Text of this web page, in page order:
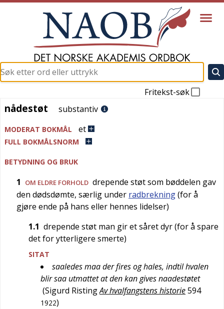
Fritekst-søk
nådestøt
nådestøt substantiv
MODERAT BOKMÅL et
FULL BOKMÅLSNORM
BETYDNING OG BRUK
1 OM ELDRE FORHOLD drepende støt som bøddelen gav
den dødsdømte, særlig under radbrekning(for å
gjøre ende på hans eller hennes lidelser)
1.1 drepende støt man gir et såret dyr (for å spare
det for ytterligere smerte)
SITAT
saaledes maa der fires og hales, indtil hvalen
blir saa utmattet at den kan gives naadestøtet
(Sigurd RistingAv hvalfangstens historie594
1922)